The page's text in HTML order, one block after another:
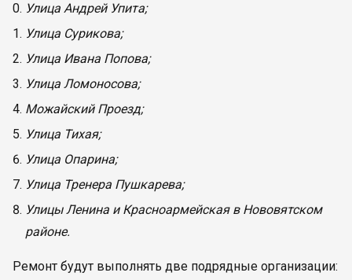
Улица Андрей Упита;
Улица Сурикова;
Улица Ивана Попова;
Улица Ломоносова;
Можайский Проезд;
Улица Тихая;
Улица Опарина;
Улица Тренера Пушкарева;
Улицы Ленина и Красноармейская в Нововятском
районе.
Ремонт будут выполнять две подрядные организации: